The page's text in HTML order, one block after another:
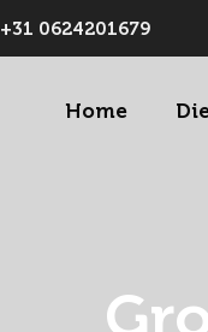
+31 0624201679
Home